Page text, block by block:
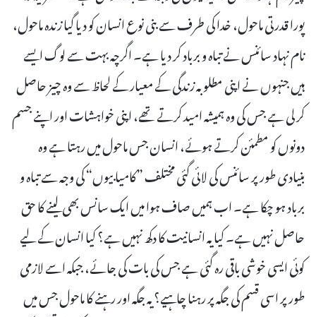
پورا قدرتی ماحول، خدا کی طرف سے بنی نوع انسان کو دیا گیا زندہ ماحول،
نام نہاد سائنس نے تباہ و برباد کر دیا ہے۔ اگرچہ بہت سے لوگ ایسے
ہیں جنہوں نے اپنی مطلوبہ زندگی کے معیار کے لحاظ سے وہ چیز حاصل
کر لی ہے جس کی وہ ہمیشہ امید کرتے تھے، اپنی خواہشات اور اپنے جسم
دونوں کو مطمئن کرتے ہوئے، انسان جس ماحول میں رہتا ہے وہ
بنیادی طور پر سائنس کی لائی گئی مختلف ”کامیابیوں“ کی وجہ سے تباہ و
برباد ہو چکا ہے۔ اب ہمیں صاف ہوا میں ایک سانس بھی لینے کا حق
حاصل نہیں ہے۔ کیا یہ انسانیت کا دکھ نہیں ہے؟ کیا انسان کے لیے
کوئی ایسی خوشی باقی رہ گئی ہے جس کی بات کی جائے، جبکہ اسے لازمی
طور پر اسی قسم کی جگہ پر رہنا چاہیے؟ یہ جگہ اور رہنے کا ماحول جس میں